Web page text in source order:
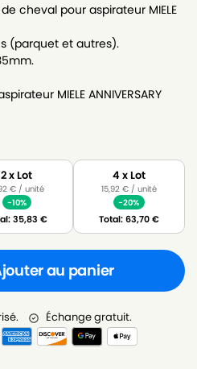
cheval pour aspirateur MIELE
(parquet et autres).
MIELE ANNIVERSARY
2 x Lot
€/ unité
-10%
35,83 €
4 x Lot
15,92 €/ unité
-20%
Total:63,70€
au panier
Échange gratuit.